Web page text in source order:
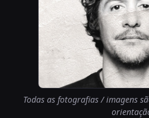
Todas as fotografias / imagens